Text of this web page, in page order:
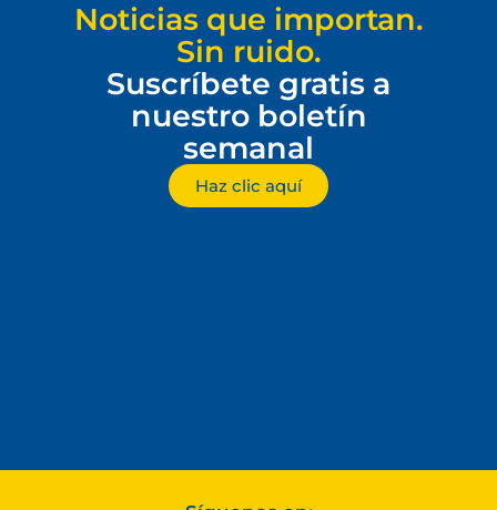
Noticias que importan.
Sin ruido.
Suscríbete gratis a
nuestro boletín
semanal
Haz clic aquí